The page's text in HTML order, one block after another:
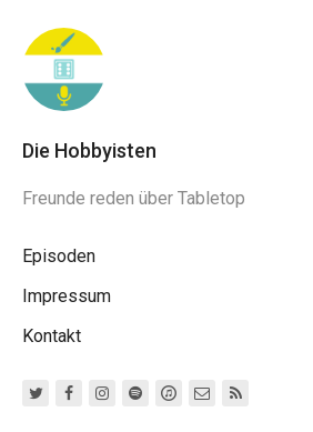
Die Hobbyisten
Freunde reden über Tabletop
Episoden
Impressum
Kontakt